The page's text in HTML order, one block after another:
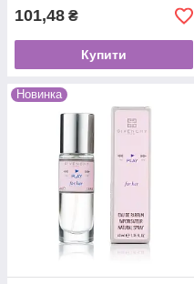
101,48 ₴
Купити
Новинка